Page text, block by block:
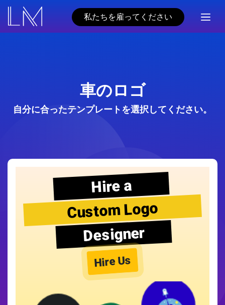
私たちを雇ってください
車のロゴ
自分に合ったテンプレートを選択してください。
Hire a
Custom Logo
Designer
Hire Us